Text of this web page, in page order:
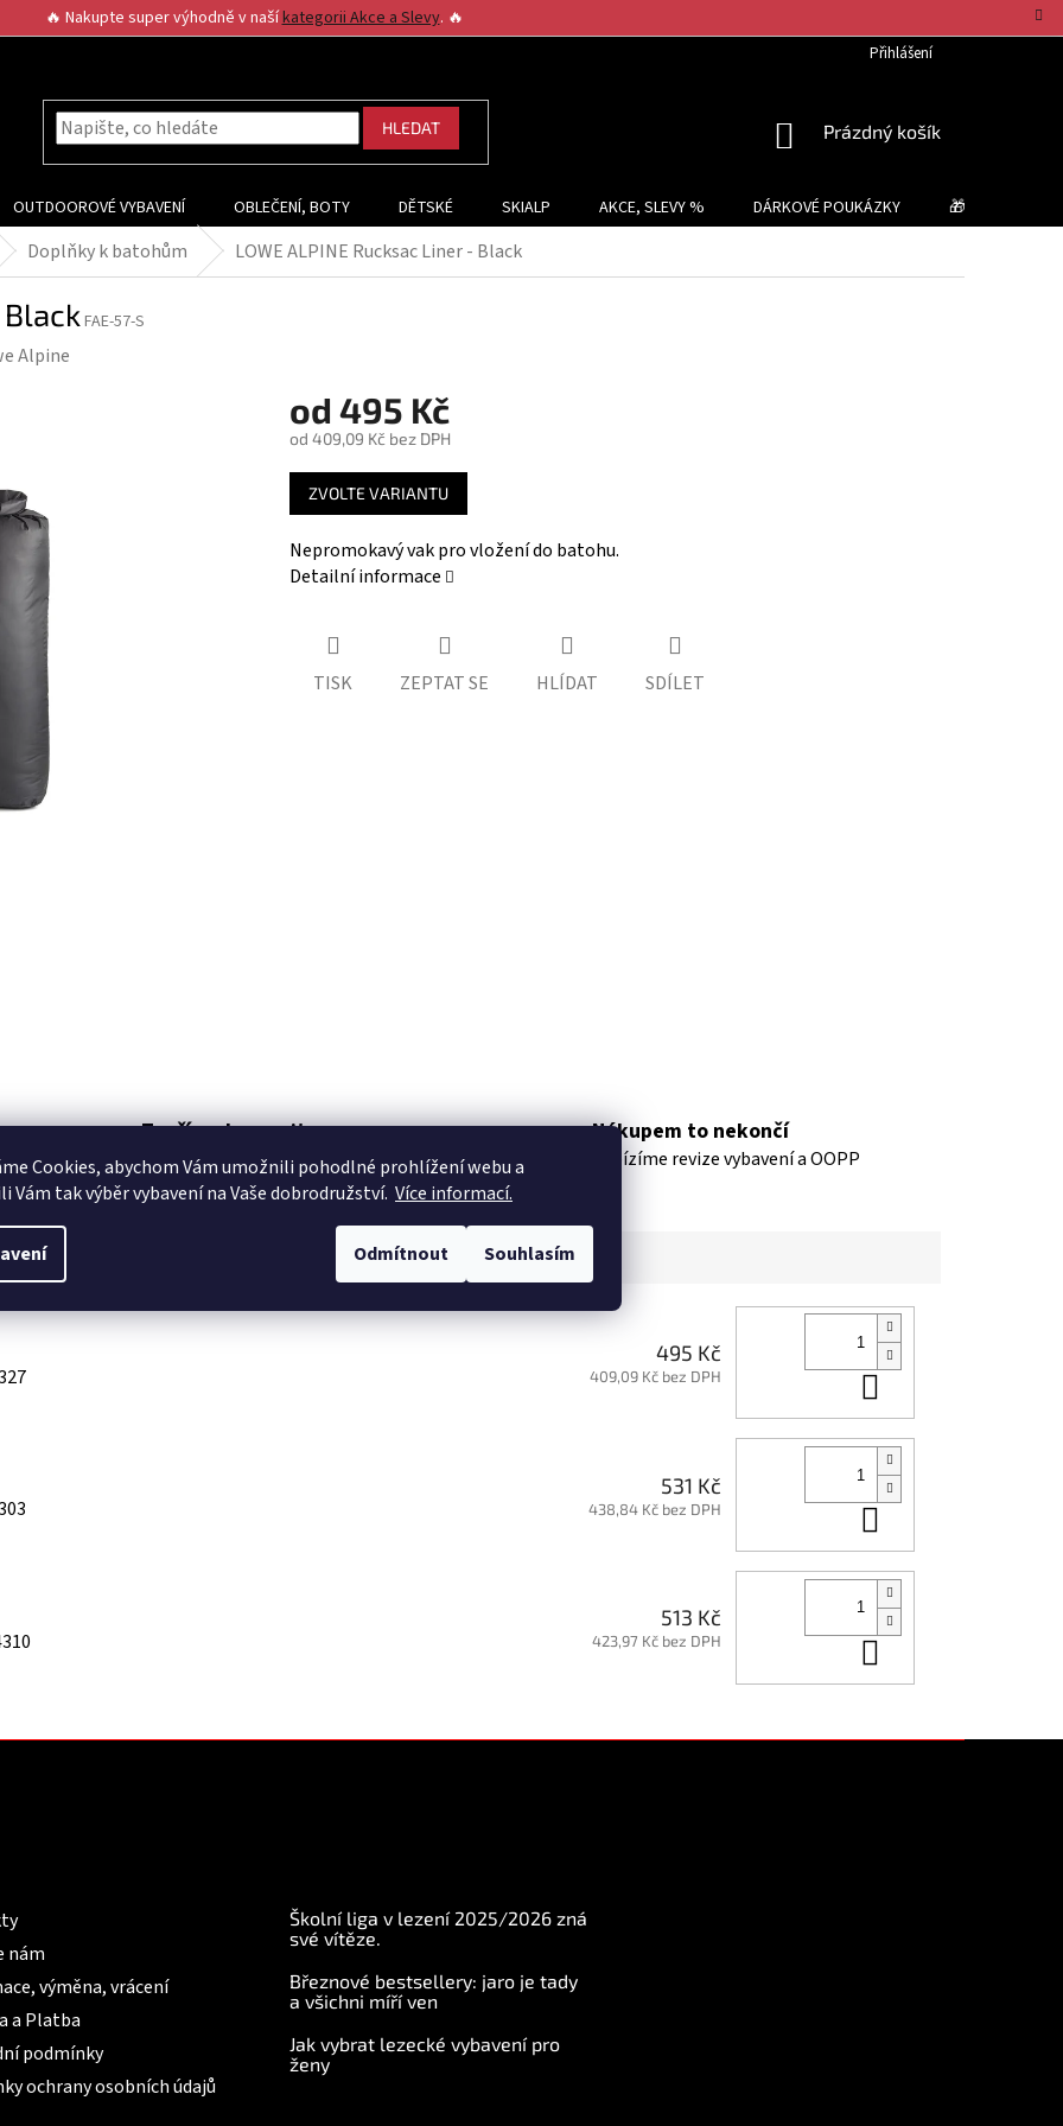
Cookies, abychom Vámumožnili pohodlné prohlížení webu a
Vám tak výběr vybavení na Vaše dobrodružství. Více informací.
Odmítnout Souhlasím
🔥 Nakupte super výhodně v našíkategorii Akce a Slevy. 🔥
Přihlášení
HLEDAT
NÁKUPNÍ
Prázdný košík
OUTDOOROVÉ VYBAVENÍ OBLEČENÍ, BOTY DĚTSKÉ SKIALP AKCE, SLEVY % DÁRKOVÉ POUKÁZKY 🎁 TIPY NA
Doplňky k batohům LOWE ALPINE Rucksac Liner - Black
Black FAE-57-S
Alpine
od 495 Kč
od 409,09 Kč bez DPH
Měrná
cena:
ZVOLTE VARIANTU
Nepromokavý vak pro vložení do batohu.
Detailní informace
TISK ZEPTAT SE HLÍDAT SDÍLET
Tvoříme komunitu
podporujeme lezecké a sportovní oddíly
Nákupem to nekončí
nabízíme revize vybavení a OOPP
495 Kč
409,09 Kč bez DPH
531 Kč
438,84 Kč bez DPH
513 Kč
423,97 Kč bez DPH
nám
výměna, vrácení
a Platba
podmínky
ochrany osobních údajů
Školní liga v lezení 2025/2026 zná
své vítěze.
Březnové bestsellery: jaro je tady
a všichni míří ven
Jak vybrat lezecké vybavení pro
ženy